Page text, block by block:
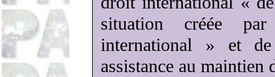
situation créée
international » et
assistance au